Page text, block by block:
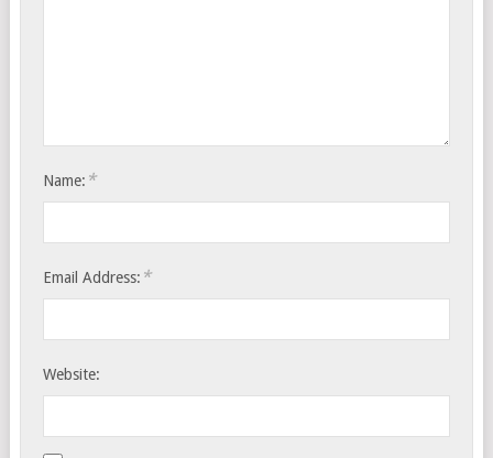
Name: *
Email Address: *
Website: